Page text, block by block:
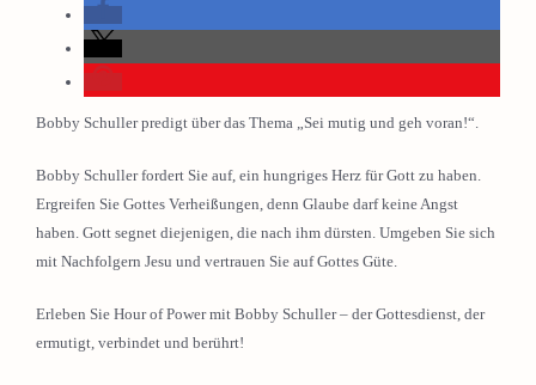
Bobby Schuller predigt über das Thema „Sei mutig und geh voran!“.
Bobby Schuller fordert Sie auf, ein hungriges Herz für Gott zu haben.
Ergreifen Sie Gottes Verheißungen, denn Glaube darf keine Angst
haben. Gott segnet diejenigen, die nach ihm dürsten. Umgeben Sie sich
mit Nachfolgern Jesu und vertrauen Sie auf Gottes Güte.
Erleben Sie Hour of Power mit Bobby Schuller – der Gottesdienst, der
ermutigt, verbindet und berührt!